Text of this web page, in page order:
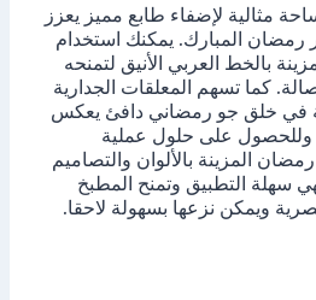
مثالية لإضفاء طابع مميز يعزز
المبارك. يمكنك استخدام
بالخط العربي الأنيق لتمنحه
كما تسهم المعلقات الجدارية
في خلق جو رمضاني دافئ يعكس
وللحصول على حلول عملية
المزينة بالألوان والتصاميم
سهلة التطبيق وتمنح المطبخ
ويمكن نزعها بسهولة لاحقا.